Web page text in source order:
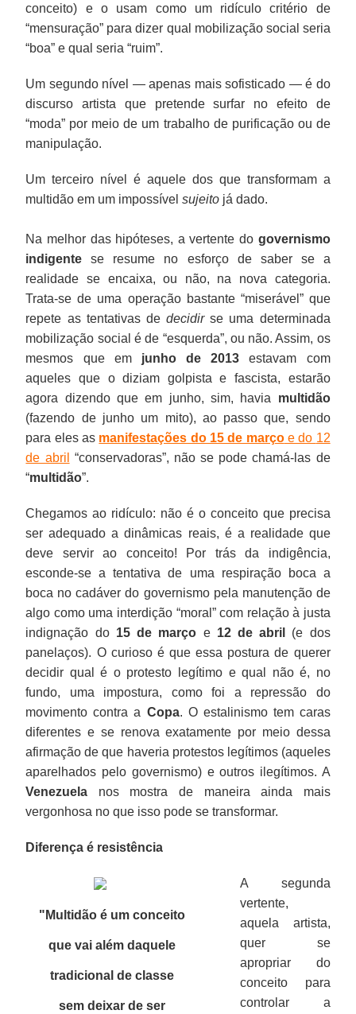
conceito) e o usam como um ridículo critério de
“mensuração” para dizer qual mobilização social seria
“boa” e qual seria “ruim”.
Um segundo nível — apenas mais sofisticado — é do
discurso artista que pretende surfar no efeito de
“moda” por meio de um trabalho de purificação ou de
manipulação.
Um terceiro nível é aquele dos que transformam a
multidão em um impossívelsujeito já dado.
Na melhor das hipóteses, a vertente do governismo
indigente se resume no esforço de saber se a
realidade se encaixa, ou não, na nova categoria.
Trata-se de uma operação bastante “miserável” que
repete as tentativas dedecidirse uma determinada
mobilização social é de “esquerda”, ou não. Assim, os
mesmos que em junho de 2013 estavam com
aqueles que o diziam golpista e fascista, estarão
agora dizendo que em junho, sim, havia multidão
(fazendo de junho um mito), ao passo que, sendo
para eles as manifestações do 15 de marçoe do 12
de abril
“conservadoras”, não se pode chamá-las de
“multidão”.
Chegamos ao ridículo: não é o conceito que precisa
ser adequado a dinâmicas reais, é a realidade que
deve servir ao conceito! Por trás da indigência,
esconde-se a tentativa de uma respiração boca a
boca no cadáver do governismo pela manutenção de
algo como uma interdição “moral” com relação à justa
indignação do 15 de março e 12 de abril
(e dos
panelaços). O curioso é que essa postura de querer
decidir qual é o protesto legítimo e qual não é, no
fundo, uma impostura, como foi a repressão do
movimento contra a Copa. O estalinismo tem caras
diferentes e se renova exatamente por meio dessa
afirmação de que haveria protestos legítimos (aqueles
aparelhados pelo governismo) e outros ilegítimos. A
Venezuela nos mostra de maneira ainda mais
vergonhosa no que isso pode se transformar.
Diferença é resistência
"Multidão é um conceito
que vai além daquele
tradicional de classe
sem deixar de ser
A segunda
vertente,
aquela artista,
quer se
apropriar do
conceito para
controlar a